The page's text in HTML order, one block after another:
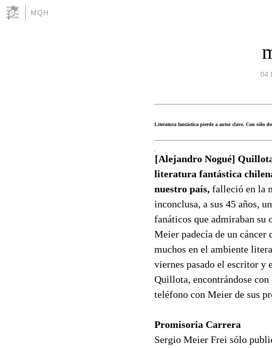
MQH
04
Literatura fantástica pierde a autor clave. Con sólo
[Alejandro Nogué]
literatura fantástica
nuestro país, falleció en la
inconclusa, a sus 45 años,
fanáticos que admiraban su
Meier padecía de un
muchos en el ambiente
viernes pasado el escritor y
Quillota, encontrándose
teléfono con Meier de sus
Promisoria Carrera
Sergio Meier Frei sólo